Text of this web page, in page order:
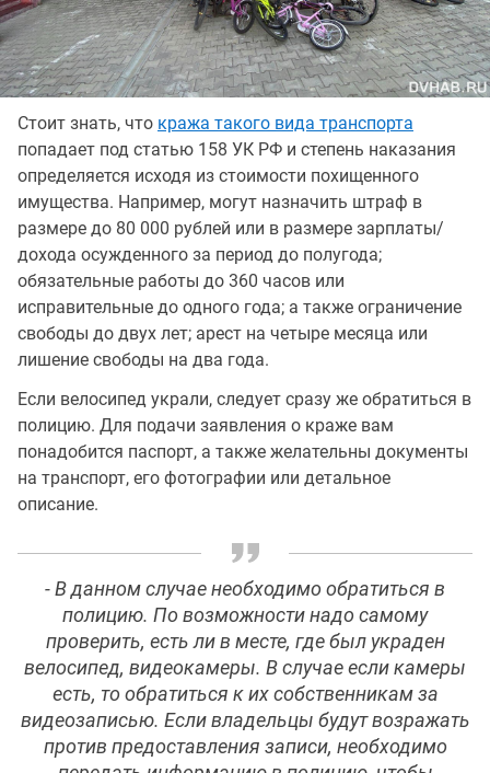
Стоит знать, что кража такого вида транспорта
попадает под статью 158 УК РФ и степень наказания
определяется исходя из стоимости похищенного
имущества. Например, могут назначить штраф в
размере до 80 000 рублей или в размере зарплаты/
дохода осужденного за период до полугода;
обязательные работы до 360 часов или
исправительные до одного года; а также ограничение
свободы до двух лет; арест на четыре месяца или
лишение свободы на два года.
Если велосипед украли, следует сразу же обратиться в
полицию. Для подачи заявления о краже вам
понадобится паспорт, а также желательны документы
на транспорт, его фотографии или детальное
описание.
- В данном случае необходимо обратиться в
полицию. По возможности надо самому
проверить, есть ли в месте, где был украден
велосипед, видеокамеры. В случае если камеры
есть, то обратиться к их собственникам за
видеозаписью. Если владельцы будут возражать
против предоставления записи, необходимо